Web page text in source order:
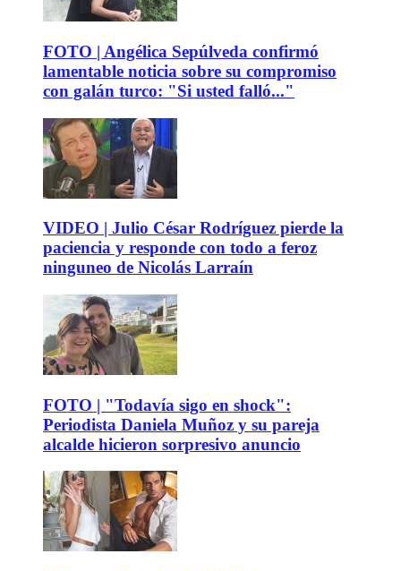
FOTO | Angélica Sepúlveda confirmó
lamentable noticia sobre su compromiso
con galán turco: "Si usted falló..."
VIDEO | Julio César Rodríguez pierde la
paciencia y responde con todo a feroz
ninguneo de Nicolás Larraín
FOTO | "Todavía sigo en shock":
Periodista Daniela Muñoz y su pareja
alcalde hicieron sorpresivo anuncio